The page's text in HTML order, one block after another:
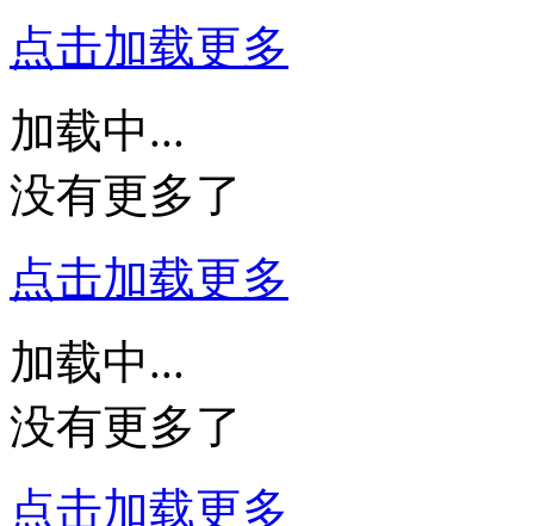
点击加载更多
加载中...
没有更多了
点击加载更多
加载中...
没有更多了
点击加载更多